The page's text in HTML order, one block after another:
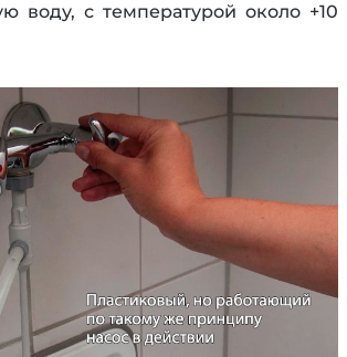
воду, с температурой около +10